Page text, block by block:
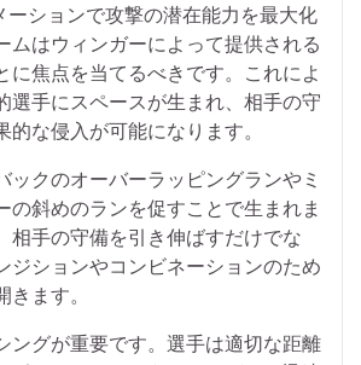
ションで攻撃の潜在能力を最大化
ムはウィンガーによって提供される
に焦点を当てるべきです。これによ
選手にスペースが生まれ、相手の守
な侵入が可能になります。
ックのオーバーラッピングランやミ
の斜めのランを促すことで生まれま
相手の守備を引き伸ばすだけでな
ジションやコンビネーションのため
ます。
ングが重要です。選手は適切な距離